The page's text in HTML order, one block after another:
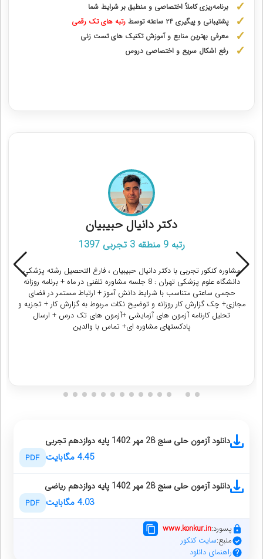
برنامه‌ریزی کاملاً اختصاصی و منطبق بر شرایط شما
پشتیبانی و پیگیری ۲۴ ساعته توسط
رتبه‌ های تک رقمی
معرفی بهترین منابع و آموزش تکنیک های تست زنی
رفع اشکال سریع و اختصاصی دروس
دکتر دانیال حبیبیان
رتبه 9 منطقه 3 تجربی 1397
مشاوره کنکور تجربی با دکتر دانیال حبیبیان ، فارغ التحصیل رشته پزشکی
دانشگاه علوم پزشکی تهران : 8 جلسه مشاوره تلفنی در ماه + برنامه روزانه
حجمی ساعتی متناسب با شرایط دانش آموز + ارتباط مستمر در فضای
مجازی+ چک گزارش کار روزانه و توضیح نکات مربوط به گزارش کار + تجزیه و
تحلیل کارنامه آزمون های آزمایشی +آزمون های تک درس + ارسال
پادکستهای مشاوره ای+ تماس با والدین
دانلود آزمون حلی سنج 28 مهر 1402 پایه دوازدهم تجربی
4.45 مگابایت PDF
دانلود آزمون حلی سنج 28 مهر 1402 پایه دوازدهم ریاضی
4.03 مگابایت PDF
منبع:سایت کنکور
پسورد:www.konkur.in
راهنمای دانلود